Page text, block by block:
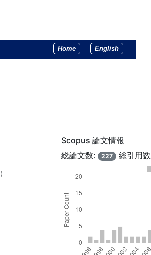
Home English
Scopus 論文情報
総論文数:
227 総引用